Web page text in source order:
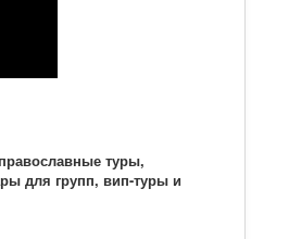
туры,
для групп, вип-туры и